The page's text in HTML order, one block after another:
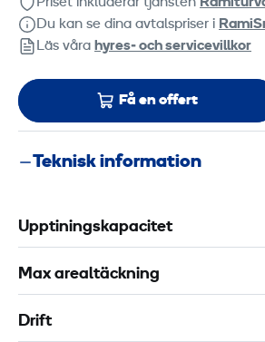
Priset inkluderar tjänsten
Du kan se dina avtalspriser i
Läs våra hyres‑ och servicevillkor
Få en offert
Teknisk information
Upptiningskapacitet
Max arealtäckning
Drift